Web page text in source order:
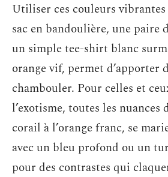
Utiliser ces couleurs
sac en bandoulière, une paire
un simple tee-shirt blanc
orange vif, permet d’apporter
chambouler. Pour celles et
l’exotisme, toutes les nuances
corail à l’orange franc, se
avec un bleu profond ou un
pour des contrastes qui